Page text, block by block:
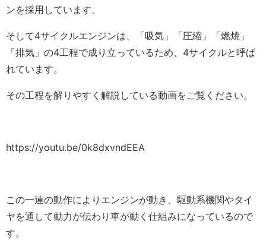
ンを採用しています。
そして4サイクルエンジンは、「吸気」「圧縮」「燃焼」
「排気」の4工程で成り立っているため、4サイクルと呼ば
れています。
その工程を解りやすく解説している動画をご覧ください。
https://youtu.be/0k8dxvndEEA
この一連の動作によりエンジンが動き、駆動系機関やタイ
ヤを通して動力が伝わり車が動く仕組みになっているので
す。